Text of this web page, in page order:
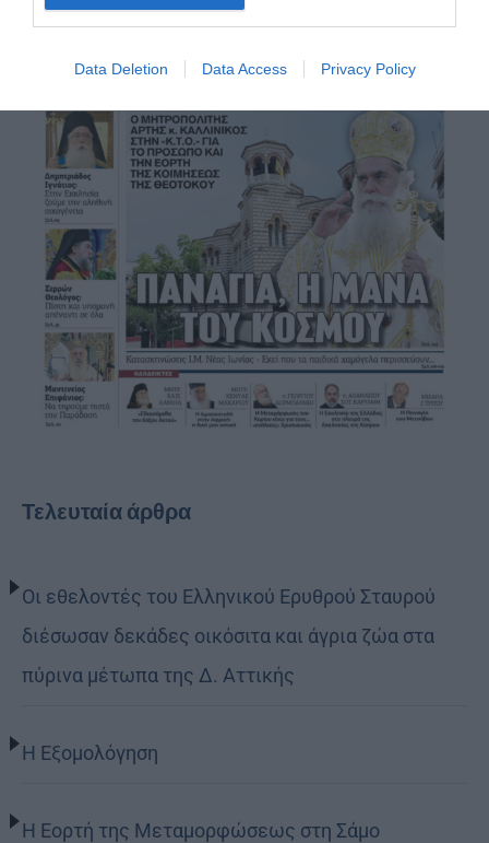
Data Deletion Data Access Privacy Policy
Τελευταία άρθρα
Οι εθελοντές του Ελληνικού Ερυθρού Σταυρού
διέσωσαν δεκάδες οικόσιτα και άγρια ζώα στα
πύρινα μέτωπα της Δ. Αττικής
Η Εξομολόγηση
Η Εορτή της Μεταμορφώσεως στη Σάμο